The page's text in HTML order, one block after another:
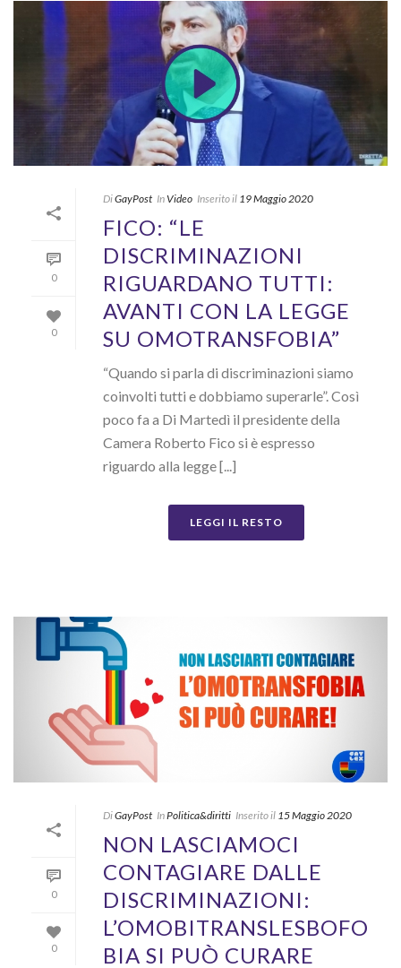
0
0
DiGayPost InVideo Inserito il 19 Maggio 2020
FICO: “LE
DISCRIMINAZIONI
RIGUARDANO TUTTI:
AVANTI CON LA LEGGE
SU OMOTRANSFOBIA”
“Quando si parla di discriminazioni siamo
coinvolti tutti e dobbiamo superarle”. Così
poco fa a Di Martedì il presidente della
Camera Roberto Fico si è espresso
riguardo alla legge [...]
LEGGI IL RESTO
0
0
DiGayPost InPolitica&diritti Inserito il 15 Maggio 2020
NON LASCIAMOCI
CONTAGIARE DALLE
DISCRIMINAZIONI:
L’OMOBITRANSLESBOFO
BIA SI PUÒ CURARE